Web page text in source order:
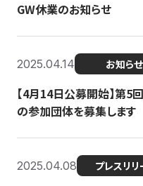
GW休業のお知らせ
2025.04.14 お知らせ
【4月14日公募開始】第5
の参加団体を募集します
2025.04.08 プレスリリ